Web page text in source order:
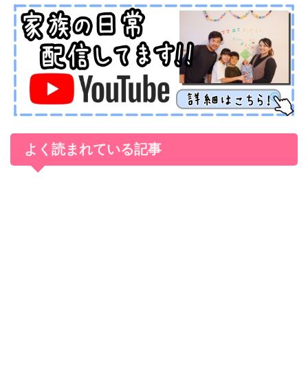
よく読まれている記事